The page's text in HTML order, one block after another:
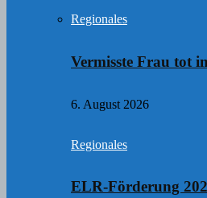
Regionales
Vermisste Frau tot
6. August 2026
Regionales
ELR-Förderung